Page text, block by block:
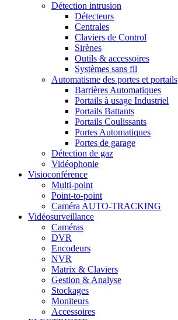
Détection intrusion
Détecteurs
Centrales
Claviers de Control
Sirènes
Outils & accessoires
Systèmes sans fil
Automatisme des portes et portails
Barrières Automatiques
Portails à usage Industriel
Portails Battants
Portails Coulissants
Portes Automatiques
Portes de garage
Détection de gaz
Vidéophonie
Visioconférence
Multi-point
Point-to-point
Caméra AUTO-TRACKING
Vidéosurveillance
Caméras
DVR
Encodeurs
NVR
Matrix & Claviers
Gestion & Analyse
Stockages
Moniteurs
Accessoires